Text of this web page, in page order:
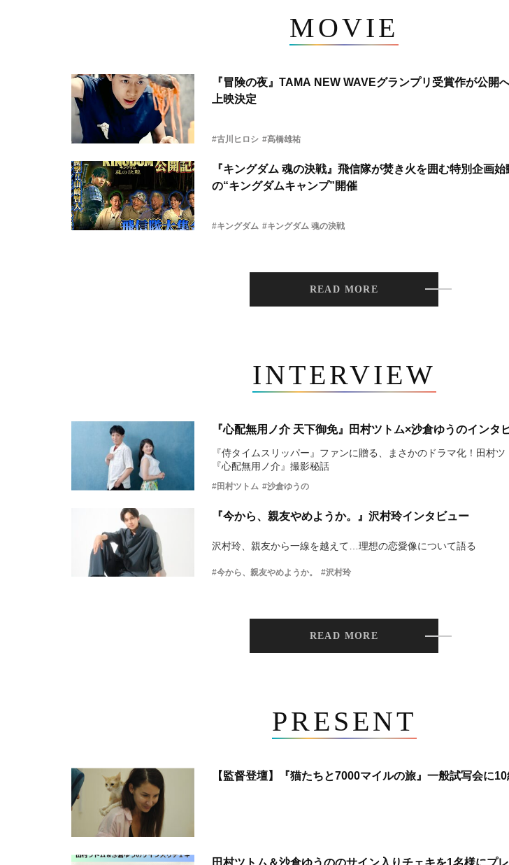
MOVIE
『冒険の夜』TAMA NEW WAVEグランプリ受賞作が公開
上映決定
#古川ヒロシ #髙橋雄祐
『キングダム 魂の決戦』飛信隊が焚き火を囲む特別企画
の“キングダムキャンプ”開催
#キングダム #キングダム 魂の決戦
READ MORE
INTERVIEW
『心配無用ノ介 天下御免』田村ツトム×沙倉ゆうのインタ
『侍タイムスリッパー』ファンに贈る、まさかのドラマ化！田村
『心配無用ノ介』撮影秘話
#田村ツトム #沙倉ゆうの
『今から、親友やめようか。』沢村玲インタビュー
沢村玲、親友から一線を越えて…理想の恋愛像について語る
#今から、親友やめようか。 #沢村玲
READ MORE
PRESENT
【監督登壇】『猫たちと7000マイルの旅』一般試写会に